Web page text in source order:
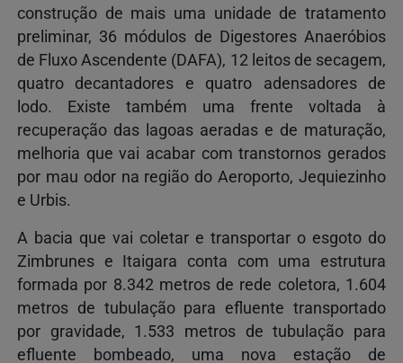
construção de mais uma unidade de tratamento
preliminar, 36 módulos de Digestores Anaeróbios
de Fluxo Ascendente (DAFA), 12 leitos de secagem,
quatro decantadores e quatro adensadores de
lodo. Existe também uma frente voltada à
recuperação das lagoas aeradas e de maturação,
melhoria que vai acabar com transtornos gerados
por mau odor na região do Aeroporto, Jequiezinho
e Urbis.
A bacia que vai coletar e transportar o esgoto do
Zimbrunes e Itaigara conta com uma estrutura
formada por 8.342 metros de rede coletora, 1.604
metros de tubulação para efluente transportado
por gravidade, 1.533 metros de tubulação para
efluente bombeado, uma nova estação de